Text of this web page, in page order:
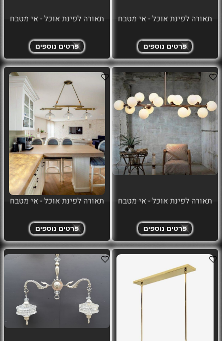
תאורה לפינת אוכל - אי מטבח
פרטים נוספים
תאורה לפינת אוכל - אי מטבח
פרטים נוספים
תאורה לפינת אוכל - אי מטבח
פרטים נוספים
תאורה לפינת אוכל - אי מטבח
פרטים נוספים